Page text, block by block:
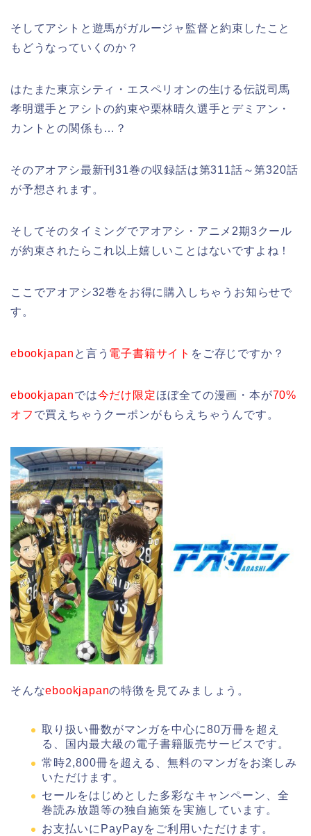
そしてアシトと遊馬がガルージャ監督と約束したこと
もどうなっていくのか？
はたまた東京シティ・エスペリオンの生ける伝説司馬
孝明選手とアシトの約束や栗林晴久選手とデミアン・
カントとの関係も…？
そのアオアシ最新刊31巻の収録話は第311話～第320話
が予想されます。
そしてそのタイミングでアオアシ・アニメ2期3クール
が約束されたらこれ以上嬉しいことはないですよね！
ここでアオアシ32巻をお得に購入しちゃうお知らせで
す。
ebookjapan と言う 電子書籍サイト をご存じですか？
ebookjapanでは今だけ限定ほぼ全ての漫画・本が70%
オフ で買えちゃうクーポンがもらえちゃうんです。
そんなebookjapanの特徴を見てみましょう。
取り扱い冊数がマンガを中心に80万冊を超え
る、国内最大級の電子書籍販売サービスです。
常時2,800冊を超える、無料のマンガをお楽しみ
いただけます。
セールをはじめとした多彩なキャンペーン、全
巻読み放題等の独自施策を実施しています。
お支払いにPayPayをご利用いただけます。